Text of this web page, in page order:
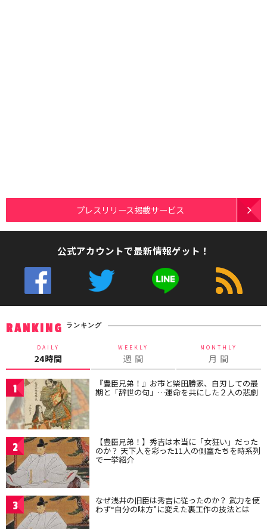
プレスリリース掲載サービス
公式アカウントで最新情報ゲット！
RANKING ランキング
DAILY
24時間
WEEKLY
週 間
MONTHLY
月 間
1 『豊臣兄弟！』お市と柴田勝家、自刃しての最
期と「辞世の句」…運命を共にした２人の悲劇
2 【豊臣兄弟！】秀吉は本当に「女狂い」だった
のか？ 天下人を彩った11人の側室たちを時系列
で一挙紹介
3 なぜ浅井の旧臣は秀吉に従ったのか？ 武力を使
わず“自分の味方”に変えた裏工作の技法とは